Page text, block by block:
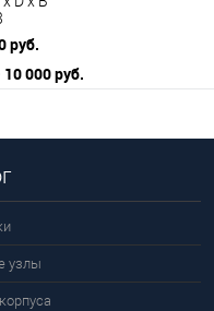
руб.
000 руб.
узлы